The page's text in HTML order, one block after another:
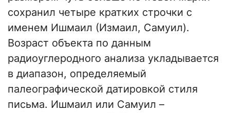
сохранил четыре кратких строчки с
именем Ишмаил (Измаил, Самуил).
Возраст объекта по данным
радиоуглеродного анализа укладывается
в диапазон, определяемый
палеографической датировкой стиля
письма. Ишмаил или Самуил –